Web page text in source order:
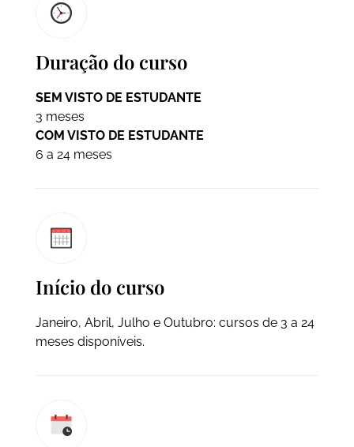
Duração do curso
SEM VISTO DE ESTUDANTE
3 meses
COM VISTO DE ESTUDANTE
6 a 24 meses
Início do curso
Janeiro, Abril, Julho e Outubro: cursos de 3 a 24
meses disponíveis.